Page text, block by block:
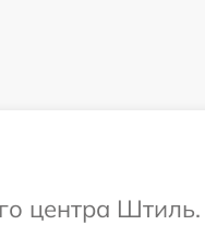
центра